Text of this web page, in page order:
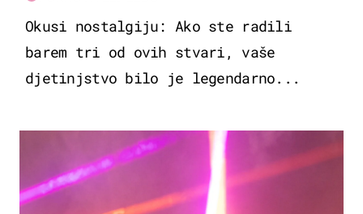
Okusi nostalgiju: Ako ste radili
barem tri od ovih stvari, vaše
djetinjstvo bilo je legendarno...
KULTURA & ZABAVA